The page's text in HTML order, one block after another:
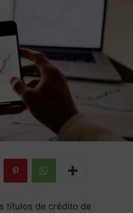
títulos de crédito de